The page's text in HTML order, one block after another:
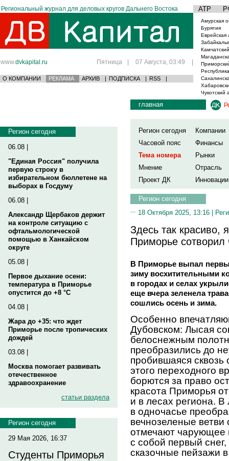
Региональный журнал для деловых кругов Дальнего Востока АТР
www.dvkapital.ru Пятница | 07 Августа, 03:49 |
О КОМПАНИИ РЕКЛАМА АРХИВ | ПОДПИСКА | RSS |
Амурская
Бурятия
Еврейская
Чукотский
Регион сегодня
06.08 |
"Единая Россия" получила
первую строку в
избирательном бюллетене на
выборах в Госдуму
06.08 |
Александр Щербаков держит
на контроле ситуацию с
офтальмологической
помощью в Ханкайском
округе
05.08 |
Первое дыхание осени:
температура в Приморье
опустится до +8 °C
04.08 |
Жара до +35: что ждет
Приморье после тропических
дождей
03.08 |
Москва помогает развивать
отечественное
здравоохранение
статьи раздела
Регион сегодня
29 Мая 2026, 16:37
Студенты Приморья
главная
Регион сегодня
Компании
Часовой пояс
Финансы
Тема номера
Рынки
Мнение
Отрасль
Проект ДК
Инновации
Регион сегодня
18 Октября 2025, 13:16 |
Здесь так красиво,
Приморье сотворил
В Приморье выпал
зиму восхитительными
в городах и селах
еще вчера зеленела
сошлись осень и зима.
Особенно
Дубовском: Лысая
белоснежным
преобразились до
пробившаяся сквозь
этого переходного
борются за право
красота Приморья
и в лесах региона.
в одночасье
вечнозеленые
отмечают чарующее
с собой первый
сказочные пейзажи